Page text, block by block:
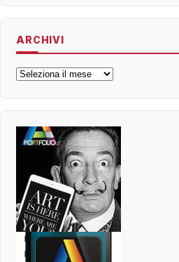
ARCHIVI
Archivi